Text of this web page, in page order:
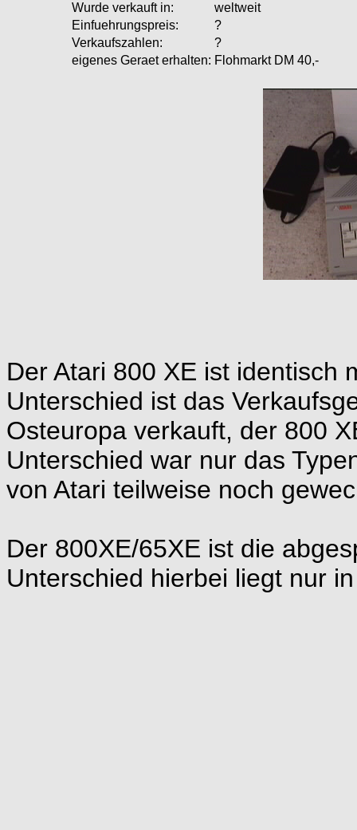
Wurde verkauft in:
weltweit
Einfuehrungspreis:
?
Verkaufszahlen:
?
eigenes Geraet erhalten: Flohmarkt DM 40,-
Der Atari 800 XE ist identisch
Unterschied ist das
Osteuropa verkauft, der 800
Unterschied war nur das
von Atari teilweise noch
Der 800XE/65XE ist die
Unterschied hierbei liegt nur